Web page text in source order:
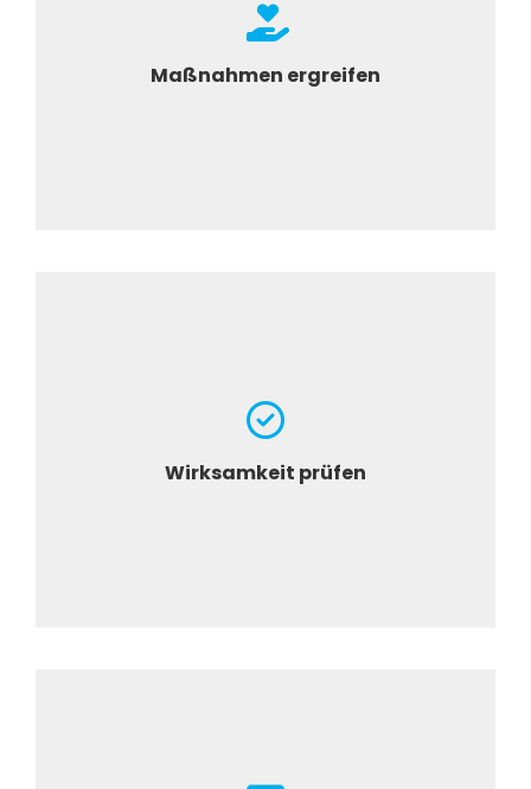
Maßnahmen ergreifen
Negative Auswirkungen verhindern,
minimieren und beheben
Wirksamkeit prüfen